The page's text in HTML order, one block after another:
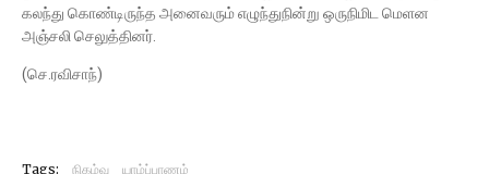
கலந்து கொண்டிருந்த அனைவரும் எழுந்துநின்று ஒருநிமிட மெளன
அஞ்சலி செலுத்தினர்.
(செ.ரவிசாந்)
Tags: நிகழ்வு யாழ்ப்பாணம்